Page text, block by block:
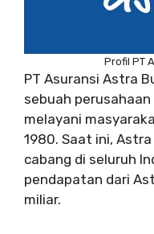
Profil PT
PT Asuransi Astra
sebuah
melayani
1980. Saat ini,
cabang di seluruh
pendapatan dari
miliar.